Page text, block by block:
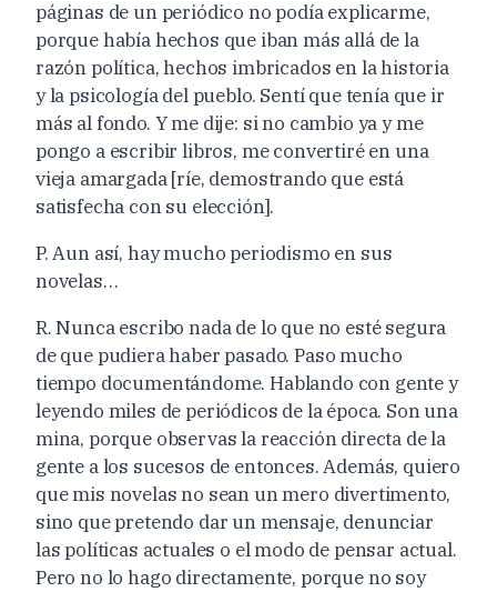
páginas de un periódico no podía explicarme,
porque había hechos que iban más allá de la
razón política, hechos imbricados en la historia
y la psicología del pueblo. Sentí que tenía que ir
más al fondo. Y me dije: si no cambio ya y me
pongo a escribir libros, me convertiré en una
vieja amargada [ríe, demostrando que está
satisfecha con su elección].
P. Aun así, hay mucho periodismo en sus
novelas…
R. Nunca escribo nada de lo que no esté segura
de que pudiera haber pasado. Paso mucho
tiempo documentándome. Hablando con gente y
leyendo miles de periódicos de la época. Son una
mina, porque observas la reacción directa de la
gente a los sucesos de entonces. Además, quiero
que mis novelas no sean un mero divertimento,
sino que pretendo dar un mensaje, denunciar
las políticas actuales o el modo de pensar actual.
Pero no lo hago directamente, porque no soy